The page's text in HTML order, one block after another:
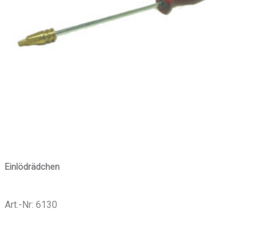
Einlödrädchen
Art.-Nr: 6130